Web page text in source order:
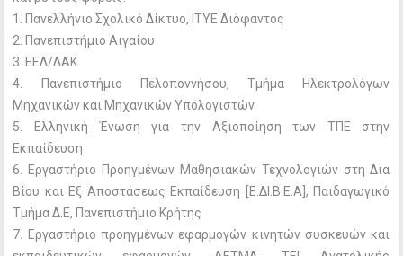
1. Πανελλήνιο Σχολικό Δίκτυο, ITYE Διόφαντος
2. Πανεπιστήμιο Αιγαίου
3. ΕΕΛ/ΛΑΚ
4. Πανεπιστήμιο Πελοποννήσου, Τμήμα Ηλεκτρολόγων
Μηχανικών και Μηχανικών Υπολογιστών
5. Ελληνική Ένωση για την Αξιοποίηση των ΤΠΕ στην
Εκπαίδευση
6. Εργαστήριο Προηγμένων Μαθησιακών Τεχνολογιών στη Δια
Βίου και Εξ Αποστάσεως Εκπαίδευση [Ε.ΔΙ.Β.Ε.Α], Παιδαγωγικό
Τμήμα Δ.Ε, Πανεπιστήμιο Κρήτης
7. Εργαστήριο προηγμένων εφαρμογών κινητών συσκευών και